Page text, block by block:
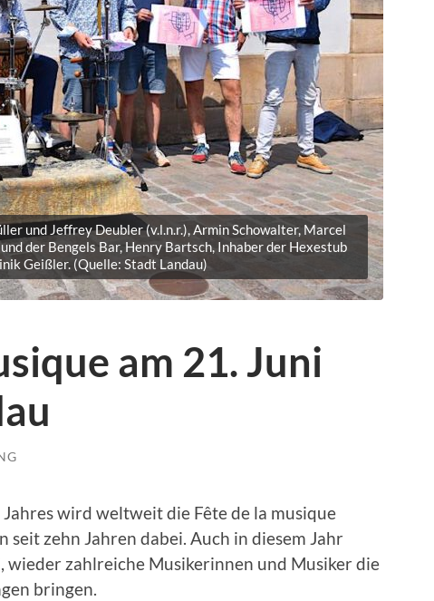
und Jeffrey Deubler (v.l.n.r.), Armin Schowalter, Marcel
der Bengels Bar, Henry Bartsch, Inhaber der Hexestub
Geißler. (Quelle: Stadt Landau)
am 21. Juni
Jahres wird weltweit die Fête de la musique
seit zehn Jahren dabei. Auch in diesem Jahr
wieder zahlreiche Musikerinnen und Musiker die
bringen.